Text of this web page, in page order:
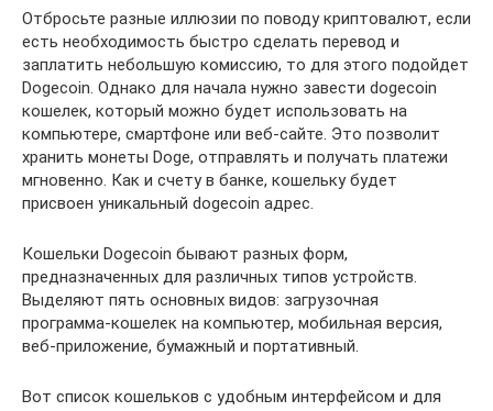
Отбросьте разные иллюзии по поводу криптовалют, если
есть необходимость быстро сделать перевод и
заплатить небольшую комиссию, то для этого подойдет
Dogecoin. Однако для начала нужно завести dogecoin
кошелек, который можно будет использовать на
компьютере, смартфоне или веб-сайте. Это позволит
хранить монеты Doge, отправлять и получать платежи
мгновенно. Как и счету в банке, кошельку будет
присвоен уникальный dogecoin адрес.
Кошельки Dogecoin бывают разных форм,
предназначенных для различных типов устройств.
Выделяют пять основных видов: загрузочная
программа-кошелек на компьютер, мобильная версия,
веб-приложение, бумажный и портативный.
Вот список кошельков с удобным интерфейсом и для